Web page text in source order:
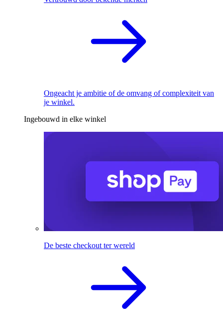
Ongeacht je ambitie of de omvang of complexiteit van
je winkel.
Ingebouwd in elke winkel
De beste checkout ter wereld